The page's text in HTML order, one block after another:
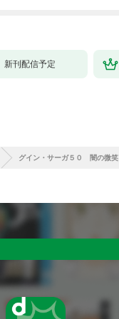
新刊配信予定
グイン・サーガ５０ 闇の微笑